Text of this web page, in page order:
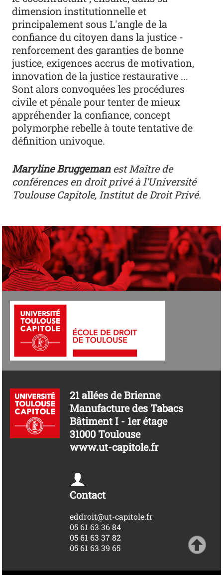
dimension institutionnelle et
principalement sous L'angle de la
confiance du citoyen dans la justice -
renforcement des garanties de bonne
justice, exigences accrus de motivation,
innovation de la justice restaurative ...
Sont alors convoquées les procédures
civile et pénale pour tenter de mieux
appréhender la confiance, concept
polymorphe rebelle à toute tentative de
définition univoque.
Maryline Bruggemanest Maître de
conférences en droit privé à l'Université
Toulouse Capitole, Institut de Droit Privé.
21 allées de Brienne
Manufacture des Tabacs
Bâtiment I - 1er étage
31000 Toulouse
www.ut-capitole.fr
Contact
eddroit@ut-capitole.fr
05 61 63 36 84
05 61 63 37 82
05 61 63 39 65